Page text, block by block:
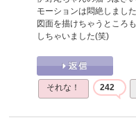
モーションは悶絶しまし
図面を描けちゃうところ
しちゃいました(笑)
それな！ 242